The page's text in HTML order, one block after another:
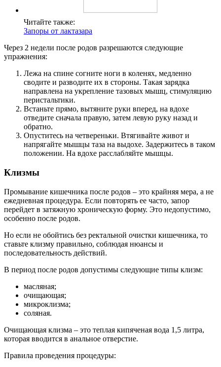
Читайте также:
Запоры от лактазара
Через 2 недели после родов разрешаются следующие
упражнения:
Лежа на спине согните ноги в коленях, медленно
сводите и разводите их в стороны. Такая зарядка
направлена на укрепление тазовых мышц, стимуляцию
перистальтики.
Встаньте прямо, вытяните руки вперед, на вдохе
отведите сначала правую, затем левую руку назад и
обратно.
Опуститесь на четвереньки. Втягивайте живот и
напрягайте мышцы таза на выдохе. Задержитесь в таком
положении. На вдохе расслабляйте мышцы.
Клизмы
Промывание кишечника после родов – это крайняя мера, а не
ежедневная процедура. Если повторять ее часто, запор
перейдет в затяжную хроническую форму. Это недопустимо,
особенно после родов.
Но если не обойтись без ректальной очистки кишечника, то
ставьте клизму правильно, соблюдая нюансы и
последовательность действий.
В период после родов допустимы следующие типы клизм:
масляная;
очищающая;
микроклизма;
соляная.
Очищающая клизма – это теплая кипяченая вода 1,5 литра,
которая вводится в анальное отверстие.
Правила проведения процедуры: